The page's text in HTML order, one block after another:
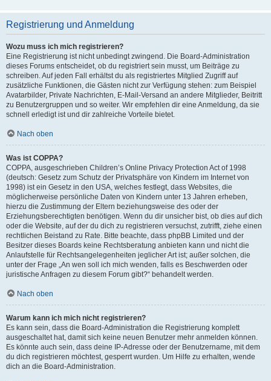
Registrierung und Anmeldung
Wozu muss ich mich registrieren?
Eine Registrierung ist nicht unbedingt zwingend. Die Board-Administration
dieses Forums entscheidet, ob du registriert sein musst, um Beiträge zu
schreiben. Auf jeden Fall erhältst du als registriertes Mitglied Zugriff auf
zusätzliche Funktionen, die Gästen nicht zur Verfügung stehen: zum Beispiel
Avatarbilder, Private Nachrichten, E-Mail-Versand an andere Mitglieder, Beitritt
zu Benutzergruppen und so weiter. Wir empfehlen dir eine Anmeldung, da sie
schnell erledigt ist und dir zahlreiche Vorteile bietet.
Nach oben
Was ist COPPA?
COPPA, ausgeschrieben Children’s Online Privacy Protection Act of 1998
(deutsch: Gesetz zum Schutz der Privatsphäre von Kindern im Internet von
1998) ist ein Gesetz in den USA, welches festlegt, dass Websites, die
möglicherweise persönliche Daten von Kindern unter 13 Jahren erheben,
hierzu die Zustimmung der Eltern beziehungsweise des oder der
Erziehungsberechtigten benötigen. Wenn du dir unsicher bist, ob dies auf dich
oder die Website, auf der du dich zu registrieren versuchst, zutrifft, ziehe einen
rechtlichen Beistand zu Rate. Bitte beachte, dass phpBB Limited und der
Besitzer dieses Boards keine Rechtsberatung anbieten kann und nicht die
Anlaufstelle für Rechtsangelegenheiten jeglicher Art ist; außer solchen, die
unter der Frage „An wen soll ich mich wenden, falls es Beschwerden oder
juristische Anfragen zu diesem Forum gibt?“ behandelt werden.
Nach oben
Warum kann ich mich nicht registrieren?
Es kann sein, dass die Board-Administration die Registrierung komplett
ausgeschaltet hat, damit sich keine neuen Benutzer mehr anmelden können.
Es könnte auch sein, dass deine IP-Adresse oder der Benutzername, mit dem
du dich registrieren möchtest, gesperrt wurden. Um Hilfe zu erhalten, wende
dich an die Board-Administration.